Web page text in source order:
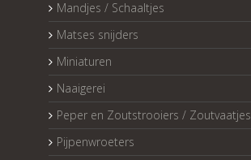
Mandjes / Schaaltjes
Matses snijders
Miniaturen
Naaigerei
Peper en Zoutstrooiers / Zoutvaatjes
Pijpenwroeters